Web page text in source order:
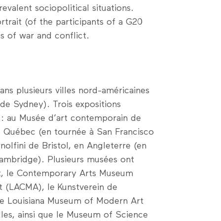
sociopolitical situations.
(of the participants of a G20
of war and conflict.
plusieurs villes nord-américaines
Sydney). Trois expositions
Musée d’art contemporain de
(en tournée à San Francisco
de Bristol, en Angleterre (en
Plusieurs musées ont
Contemporary Arts Museum
le Kunstverein de
Louisiana Museum of Modern Art
ainsi que le Museum of Science